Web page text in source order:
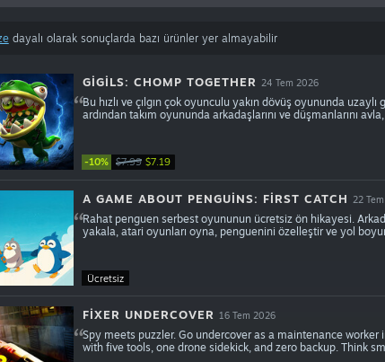
dayalı olarak sonuçlarda bazı ürünler yer almayabilir
-10% $7.99 $7.19
GIGILS: CHOMP TOGETHER 24 Tem 2026
Bu hızlı ve çılgın çok oyunculu yakın dövüş oyununda
ardından takım oyununda arkadaşlarını ve düşmanlarını
Ücretsiz
A GAME ABOUT PENGUINS: FIRST CATCH 22
Rahat penguen serbest oyununun ücretsiz ön hikayesi.
yakala, atari oyunları oyna, penguenini özelleştir ve yol
FIXER UNDERCOVER 16 Tem 2026
Spy meets puzzler. Go undercover as a maintenance
with five tools, one drone sidekick, and zero backup. Think